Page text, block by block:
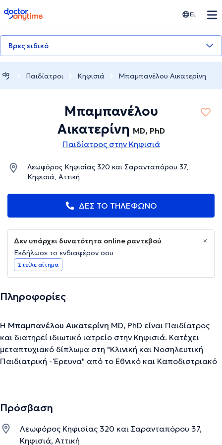
doctoranytime EL
Βρες ειδικό
Παιδίατροι Κηφισιά Μπαμπανέλου Αικατερίνη
Μπαμπανέλου
Αικατερίνη MD, PhD
Παιδίατρος στην Κηφισιά
Λεωφόρος Κηφισίας 320 και Σαρανταπόρου 37,
Κηφισιά, Αττική
ΔΕΣ ΤΟ ΤΗΛΕΦΩΝΟ
Δεν υπάρχει δυνατότητα online ραντεβού
Εκδήλωσε το ενδιαφέρον σου
Στείλε αίτημα
Πληροφορίες
Η Μπαμπανέλου Αικατερίνη MD, PhD είναι Παιδίατρος
και διατηρεί ιδιωτικό ιατρείο στην Κηφισιά. Κατέχει
μεταπτυχιακό δίπλωμα στη "Κλινική και Νοσηλευτική
Παιδιατρική - Έρευνα" από το Εθνικό και Καποδιστριακό
Πατρών. Ολοκλήρωσε την ειδικότητά της στην
Α. Κυριακού", όπου και εξειδικεύτηκε στην Εντατικολογία
Πρόσβαση
Λεωφόρος Κηφισίας 320 και Σαρανταπόρου 37,
Κηφισιά, Αττική